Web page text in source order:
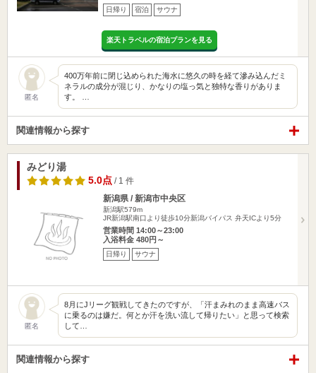
日帰り 宿泊 サウナ
楽天トラベルの宿泊プランを見る
匿名
400万年前に閉じ込められた海水に悠久の時を経て滲み込んだミ
ネラルの成分が混じり、かなりの塩っ気と独特な香りがありま
す。 …
関連情報から探す
みどり湯
5.0点 / 1 件
新潟県 / 新潟市中央区
新潟駅579m
JR新潟駅南口より徒歩10分新潟バイパス 弁天ICより5分
営業時間 14:00～23:00
入浴料金 480円～
日帰り サウナ
匿名
8月にJリーグ観戦してきたのですが、「汗まみれのまま高速バス
に乗るのは嫌だ。何とか汗を洗い流して帰りたい」と思って検索
して…
関連情報から探す